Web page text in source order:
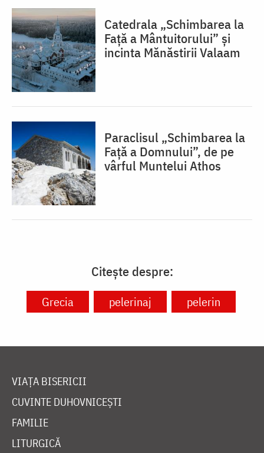
Catedrala „Schimbarea la
Față a Mântuitorului” și
incinta Mănăstirii Valaam
Paraclisul „Schimbarea la
Față a Domnului”, de pe
vârful Muntelui Athos
Citește despre:
Grecia pelerinaj pelerin
VIAȚA BISERICII
CUVINTE DUHOVNICEȘTI
FAMILIE
LITURGICĂ